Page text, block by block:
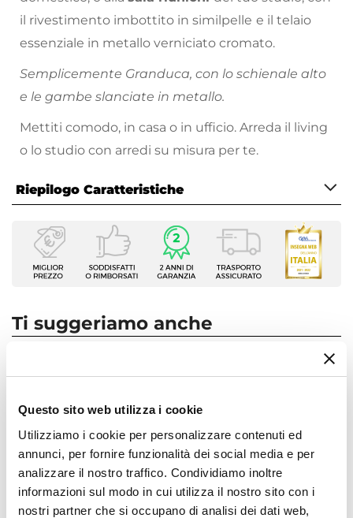
Questo sito web utilizza i cookie
Utilizziamo i cookie per personalizzare contenuti ed
annunci, per fornire funzionalità dei social media e per
analizzare il nostro traffico. Condividiamo inoltre
informazioni sul modo in cui utilizza il nostro sito con i
nostri partner che si occupano di analisi dei dati web,
il rivestimento imbottito in similpelle e il telaio
essenziale in metallo verniciato cromato.
Semplicemente Granduca, con lo schienale alto
e le gambe slanciate in metallo.
Mettiti comodo, in casa o in ufficio. Arreda il living
o lo studio con arredi su misura per te.
Riepilogo Caratteristiche
Caratteristiche
Tipologia
Set di sedie
Numero Elementi
Dimensioni
97 cm
Materiale Gambe
Metallo
Materiale Seduta
Ti suggeriamo anche